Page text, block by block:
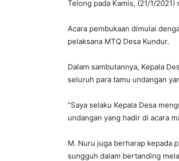
Telong pada Kamis, (21/1/
Acara pembukaan dimulai
pelaksana MTQ Desa Kundur.
Dalam sambutannya, Kepala
seluruh para tamu undangan
“Saya selaku Kepala Desa
undangan yang hadir di acara
M. Nuru juga berharap kepada
sungguh dalam bertanding